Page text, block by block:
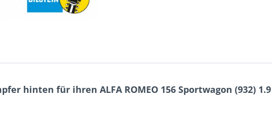
hinten für ihren ALFA ROMEO 156 Sportwagon (932) 1.9